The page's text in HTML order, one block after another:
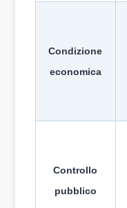
Condizione
economica
Controllo
pubblico